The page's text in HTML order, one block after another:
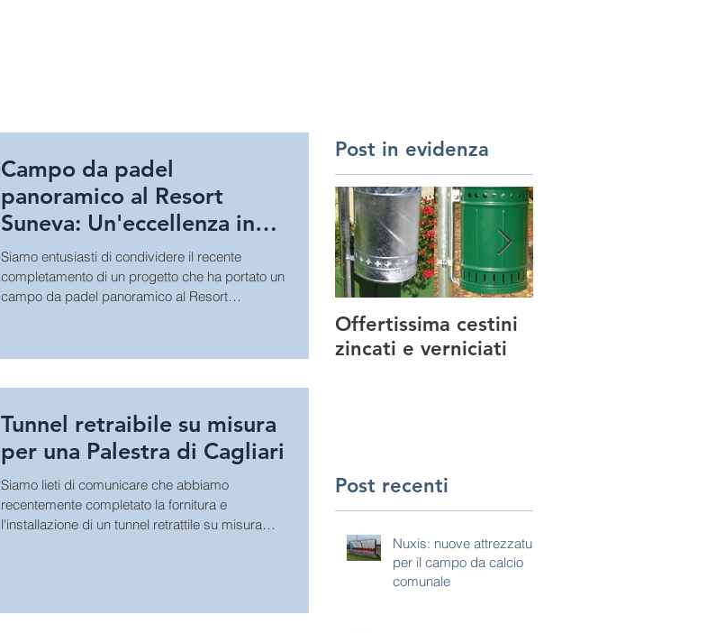
Campo da padel
panoramico al Resort
Suneva: Un'eccellenza in
personalizzazione e qualità
Siamo entusiasti di condividere il recente
completamento di un progetto che ha portato un
campo da padel panoramico al Resort
Tunnel retraibile su misura
per una Palestra di Cagliari
Siamo lieti di comunicare che abbiamo
recentemente completato la fornitura e
l'installazione di un tunnel retrattile su misura
Post in evidenza
Offertissima cestini
zincati e verniciati
Post recenti
Nuxis: nuove attrezzature
per il campo da calcio
comunale